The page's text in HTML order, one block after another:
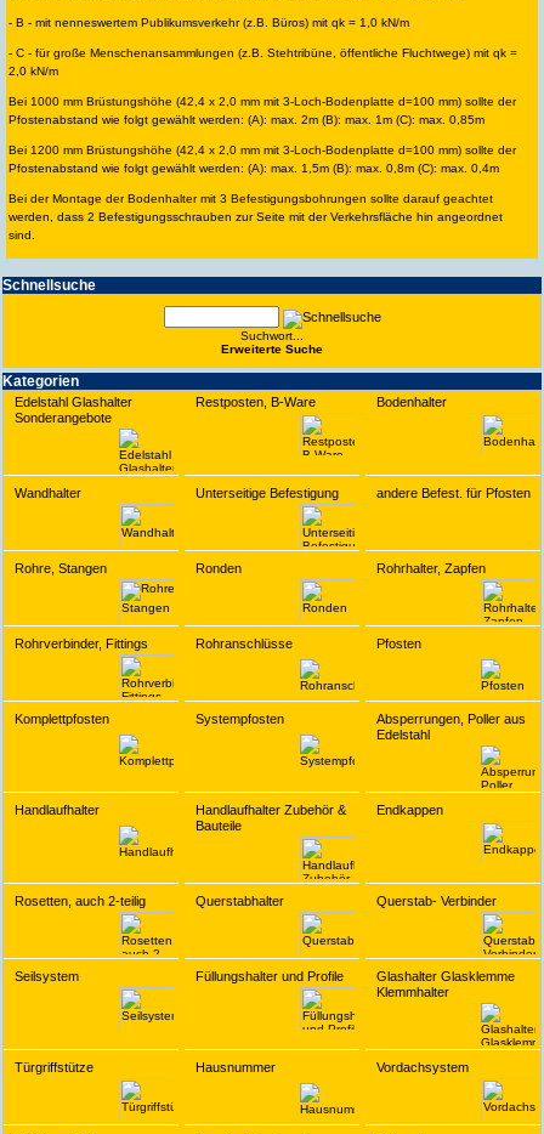
Schnell­suche
Suchwort...
Erwei­terte Suche
Kate­gorien
Edelstahl Glashalter
Sonderangebote
Restposten, B-Ware Bodenhalter
Wandhalter Unterseitige Befestigung andere Befest. für Pfosten
Rohre, Stangen Ronden Rohrhalter, Zapfen
Rohrverbinder, Fittings Rohranschlüsse Pfosten
Komplettpfosten Systempfosten
Absperrungen, Poller aus
Edelstahl
Handlaufhalter
Handlaufhalter Zubehör &
Bauteile
Endkappen
Rosetten, auch 2-teilig Querstabhalter Querstab- Verbinder
Seilsystem Füllungshalter und Profile
Glashalter Glasklemme
Klemmhalter
Türgriffstütze Hausnummer Vordachsystem
- B - mit nenneswertem Publikumsverkehr (z.B. Büros) mit qk = 1,0 kN/m
- C - für große Menschenansammlungen (z.B. Stehtribüne, öffentliche Fluchtwege) mit qk =
2,0 kN/m
Bei 1000 mm Brüstungshöhe (42,4 x 2,0 mm mit 3-Loch-Bodenplatte d=100 mm) sollte der
Pfostenabstand wie folgt gewählt werden: (A): max. 2m (B): max. 1m (C): max. 0,85m
Bei 1200 mm Brüstungshöhe (42,4 x 2,0 mm mit 3-Loch-Bodenplatte d=100 mm) sollte der
Pfostenabstand wie folgt gewählt werden: (A): max. 1,5m (B): max. 0,8m (C): max. 0,4m
Bei der Montage der Bodenhalter mit 3 Befestigungsbohrungen sollte darauf geachtet
werden, dass 2 Befestigungsschrauben zur Seite mit der Verkehrsfläche hin angeordnet
sind.